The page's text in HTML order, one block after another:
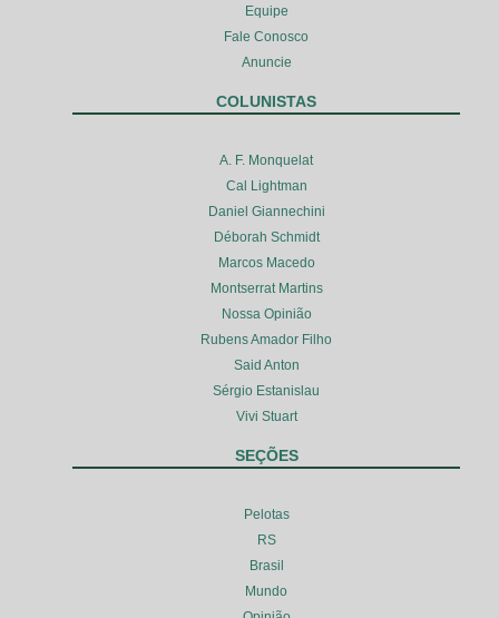
Equipe
Fale Conosco
Anuncie
COLUNISTAS
A. F. Monquelat
Cal Lightman
Daniel Giannechini
Déborah Schmidt
Marcos Macedo
Montserrat Martins
Nossa Opinião
Rubens Amador Filho
Said Anton
Sérgio Estanislau
Vivi Stuart
SEÇÕES
Pelotas
RS
Brasil
Mundo